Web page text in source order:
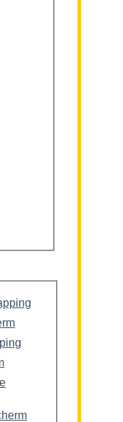
scherm